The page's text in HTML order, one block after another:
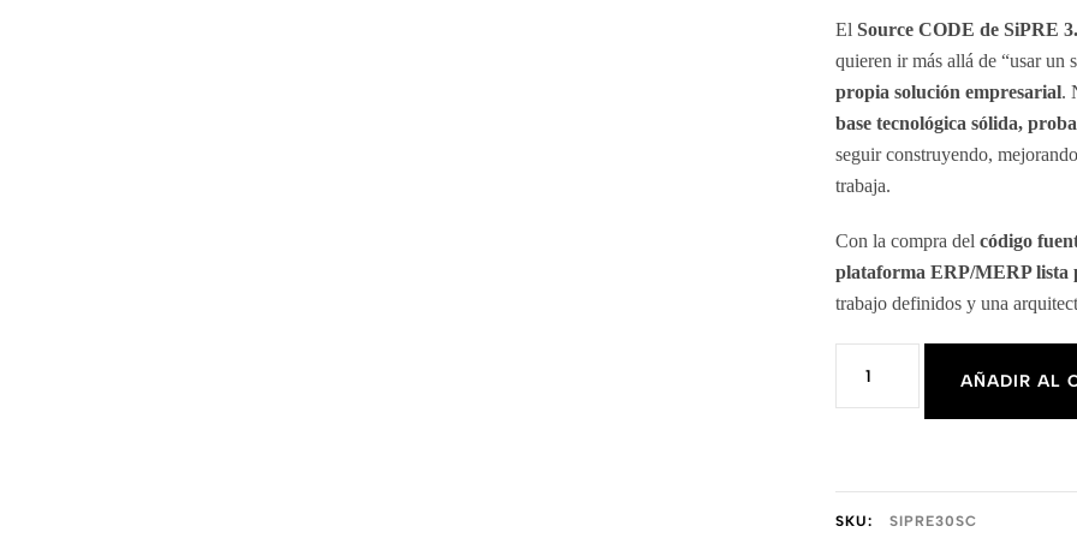
ElSource CODE de SiPRE
quieren ir más allá de “usar un
propia solución empresarial.
base tecnológica sólida,
seguir construyendo,
trabaja.
Con la compra delcódigo
plataforma ERP/MERP lista
trabajo definidos y una
3.0
cantidad
AÑADIR AL
SKU: SIPRE30SC